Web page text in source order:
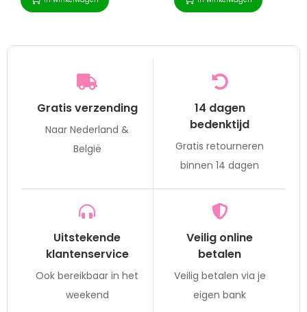
Gratis verzending
Naar Nederland &
België
14 dagen
bedenktijd
Gratis retourneren
binnen 14 dagen
Uitstekende
klantenservice
Ook bereikbaar in het
weekend
Veilig online
betalen
Veilig betalen via je
eigen bank